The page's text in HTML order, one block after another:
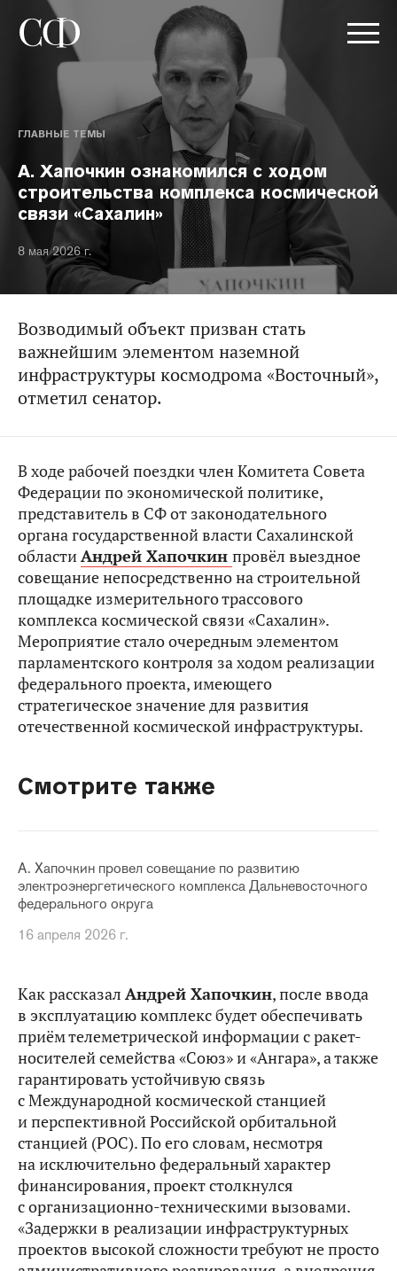
ГЛАВНЫЕ ТЕМЫ
А. Хапочкин ознакомился с ходом
строительства комплекса космической
связи «Сахалин»
8 мая 2026 г.
Возводимый объект призван стать
важнейшим элементом наземной
инфраструктуры космодрома «Восточный»,
отметил сенатор.
В ходе рабочей поездки член Комитета Совета
Федерации по экономической политике,
представитель в СФ от законодательного
органа государственной власти Сахалинской
областиАндрей Хапочкин провёл выездное
совещание непосредственно на строительной
площадке измерительного трассового
комплекса космической связи «Сахалин».
Мероприятие стало очередным элементом
парламентского контроля за ходом реализации
федерального проекта, имеющего
стратегическое значение для развития
отечественной космической инфраструктуры.
Смотрите также
А. Хапочкин провел совещание по развитию
электроэнергетического комплекса Дальневосточного
федерального округа
16 апреля 2026 г.
Как рассказал Андрей Хапочкин, после ввода
в эксплуатацию комплекс будет обеспечивать
приём телеметрической информации с ракет-
носителей семейства «Союз» и «Ангара», а также
гарантировать устойчивую связь
с Международной космической станцией
и перспективной Российской орбитальной
станцией (РОС). По его словам, несмотря
на исключительно федеральный характер
финансирования, проект столкнулся
с организационно-техническими вызовами.
«Задержки в реализации инфраструктурных
проектов высокой сложности требуют не просто